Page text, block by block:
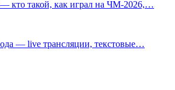
кто такой, как играл на ЧМ-2026,…
— live трансляции, текстовые…